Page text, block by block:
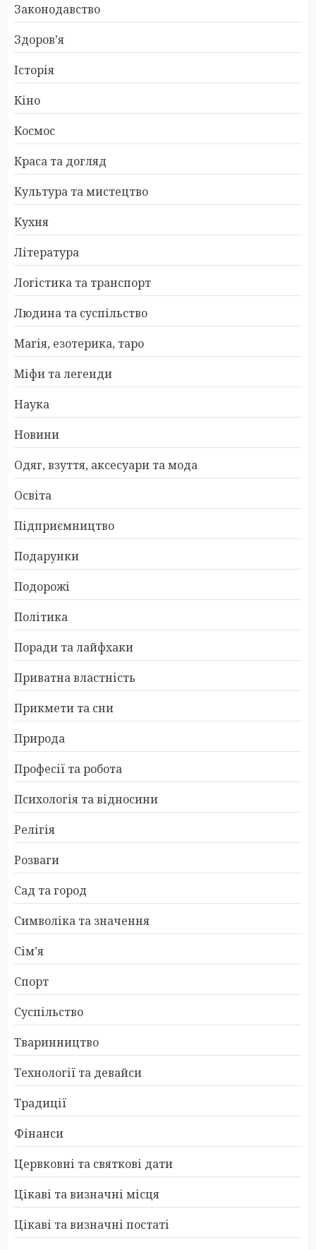
Законодавство
Здоров’я
Історія
Кіно
Космос
Краса та догляд
Культура та мистецтво
Кухня
Література
Логістика та транспорт
Людина та суспільство
Магія, езотерика, таро
Міфи та легенди
Наука
Новини
Одяг, взуття, аксесуари та мода
Освіта
Підприємництво
Подарунки
Подорожі
Політика
Поради та лайфхаки
Приватна властність
Прикмети та сни
Природа
Професії та робота
Психологія та відносини
Релігія
Розваги
Сад та город
Символіка та значення
Сім’я
Спорт
Суспільство
Тваринництво
Технології та девайси
Традиції
Фінанси
Цервковні та святкові дати
Цікаві та визначні місця
Цікаві та визначні постаті